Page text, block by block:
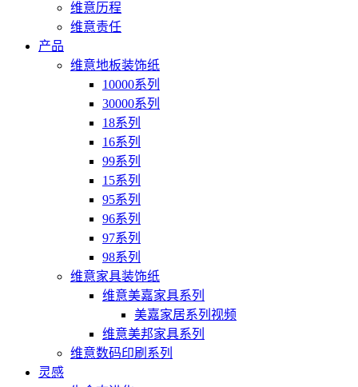
维意历程
维意责任
产品
维意地板装饰纸
10000系列
30000系列
18系列
16系列
99系列
15系列
95系列
96系列
97系列
98系列
维意家具装饰纸
维意美嘉家具系列
美嘉家居系列视频
维意美邦家具系列
维意数码印刷系列
灵感